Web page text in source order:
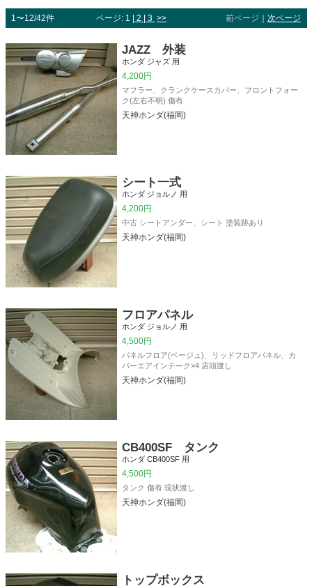
1〜12/42件 ページ: 1 | 2 3 >> 前ページ 次ページ
JAZZ 外装
ホンダ ジャズ 用
4,200円
マフラー、クランクケースカバー、フロントフォー
ク(左右不明) 傷有
天神ホンダ(福岡)
シート一式
ホンダ ジョルノ 用
4,200円
中古 シートアンダー、シート 塗装跡あり
天神ホンダ(福岡)
フロアパネル
ホンダ ジョルノ 用
4,500円
パネルフロア(ベージュ)、リッドフロアパネル、カ
バーエアインテーク×4 店頭渡し
天神ホンダ(福岡)
CB400SF タンク
ホンダ CB400SF 用
4,500円
タンク 傷有 現状渡し
天神ホンダ(福岡)
トップボックス